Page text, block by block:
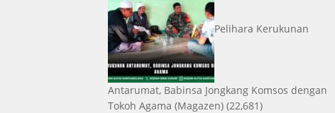
Pelihara Kerukunan
Antarumat, Babinsa Jongkang Komsos dengan
Tokoh Agama (Magazen) (22,681)